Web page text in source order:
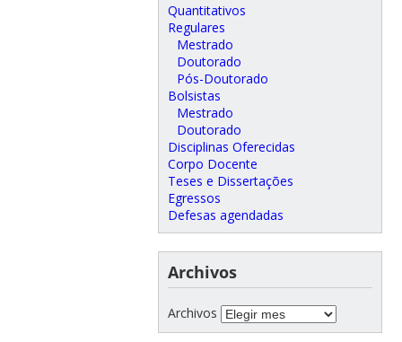
Quantitativos
Regulares
Mestrado
Doutorado
Pós-Doutorado
Bolsistas
Mestrado
Doutorado
Disciplinas Oferecidas
Corpo Docente
Teses e Dissertações
Egressos
Defesas agendadas
Archivos
Archivos